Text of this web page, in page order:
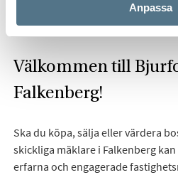
Anpassa
Hitta mäklare i
Välkommen till
Falkenberg!
Ska du köpa, sälja eller värdera
skickliga mäklare i Falkenberg
erfarna och engagerade